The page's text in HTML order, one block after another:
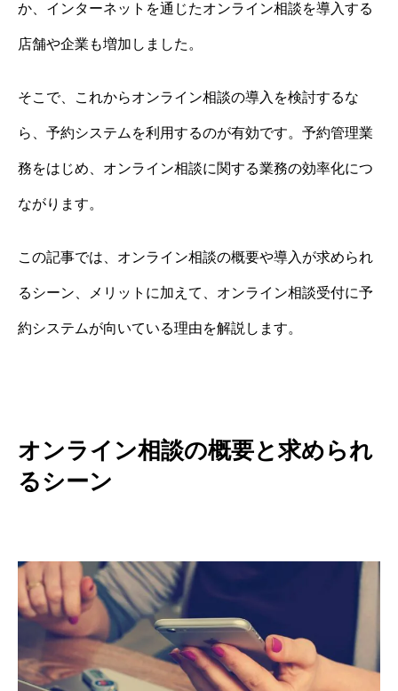
か、インターネットを通じたオンライン相談を導入する
店舗や企業も増加しました。
そこで、これからオンライン相談の導入を検討するな
ら、予約システムを利用するのが有効です。予約管理業
務をはじめ、オンライン相談に関する業務の効率化につ
ながります。
この記事では、オンライン相談の概要や導入が求められ
るシーン、メリットに加えて、オンライン相談受付に予
約システムが向いている理由を解説します。
オンライン相談の概要と求められ
るシーン